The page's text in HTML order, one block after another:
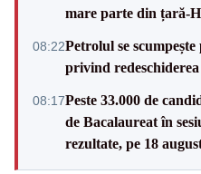
mare parte din țară-
08:22Petrolul se
privind
08:17Peste 33.000 de
de Bacalaureat în
rezultate, pe 18